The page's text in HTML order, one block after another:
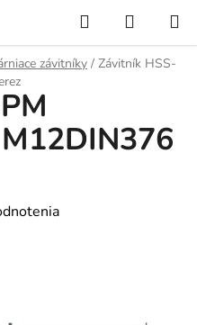
Hľadať
KOŠÍK
závitníky / Závitník HSS-